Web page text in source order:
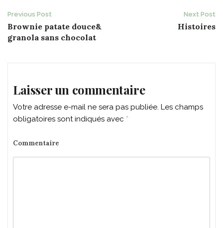
Post
navigation
Previous Post
Brownie patate douce&
granola sans chocolat
Next Post
Histoires
Laisser un commentaire
Votre adresse e-mail ne sera pas publiée. Les champs
obligatoires sont indiqués avec *
Commentaire